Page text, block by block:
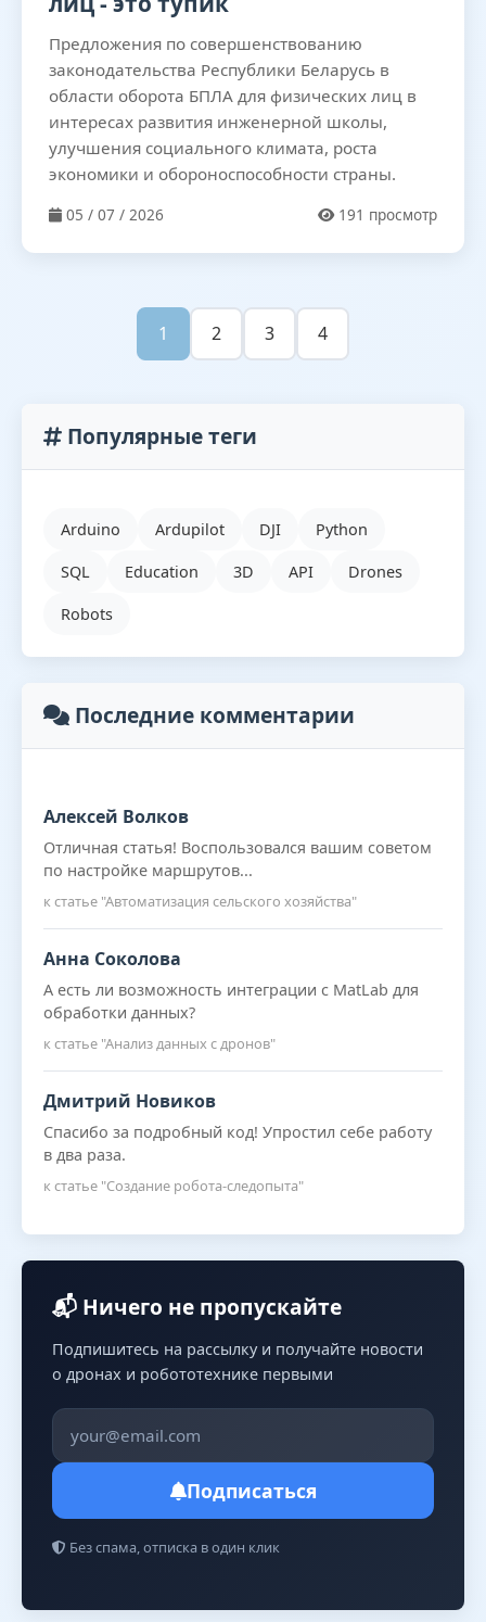
Предложения по совершенствованию
законодательства Республики Беларусь в
области оборота БПЛА для физических лиц в
интересах развития инженерной школы,
улучшения социального климата, роста
экономики и обороноспособности страны.
05 / 07 / 2026 191 просмотр
1 2 3 4
Популярные теги
Arduino Ardupilot DJI Python
SQL Education 3D API Drones
Robots
Последние комментарии
Алексей Волков
Отличная статья! Воспользовался вашим советом
по настройке маршрутов...
к статье "Автоматизация сельского хозяйства"
Анна Соколова
А есть ли возможность интеграции с MatLab для
обработки данных?
к статье "Анализ данных с дронов"
Дмитрий Новиков
Спасибо за подробный код! Упростил себе работу
в два раза.
к статье "Создание робота-следопыта"
📬 Ничего не пропускайте
Подпишитесь на рассылку и получайте новости
о дронах и робототехнике первыми
Подписаться
Без спама, отписка в один клик